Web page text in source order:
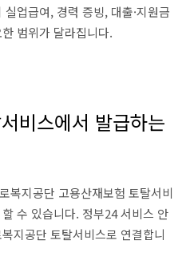
업급여, 경력 증빙, 대출·지원금
범위가 달라집니다.
비스에서 발급하는
복지공단 고용산재보험 토탈서비
수 있습니다. 정부24 서비스 안
지공단 토탈서비스로 연결합니